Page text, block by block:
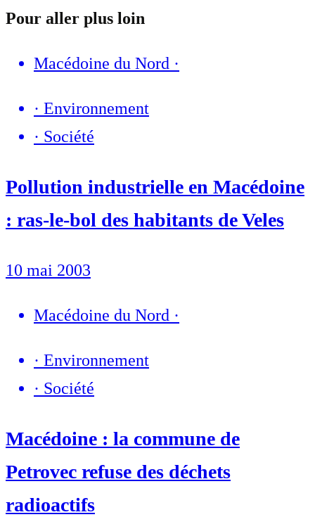
Pour aller plus loin
Macédoine du Nord ·
· Environnement
· Société
Pollution industrielle en Macédoine
: ras-le-bol des habitants de Veles
10 mai 2003
Macédoine du Nord ·
· Environnement
· Société
Macédoine : la commune de
Petrovec refuse des déchets
radioactifs